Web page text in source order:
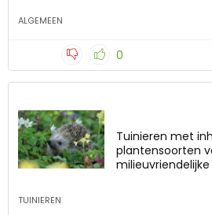
ALGEMEEN
0
Tuinieren met
plantensoorten
TUINIEREN